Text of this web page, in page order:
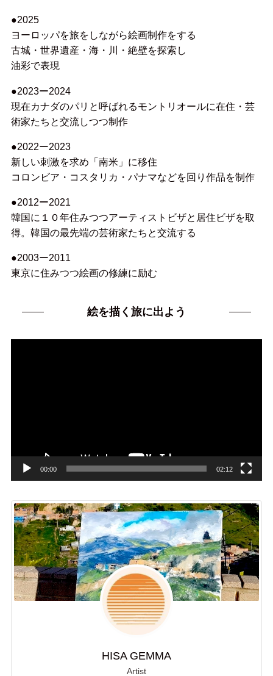
●2025
ヨーロッパを旅をしながら絵画制作をする
古城・世界遺産・海・川・絶壁を探索し
油彩で表現
●2023ー2024
現在カナダのパリと呼ばれるモントリオールに在住・芸
術家たちと交流しつつ制作
●2022ー2023
新しい刺激を求め「南米」に移住
コロンビア・コスタリカ・パナマなどを回り作品を制作
●2012ー2021
韓国に１０年住みつつアーティストビザと居住ビザを取
得。韓国の最先端の芸術家たちと交流する
●2003ー2011
東京に住みつつ絵画の修練に励む
絵を描く旅に出よう
00:00 02:12
HISA GEMMA
Artist